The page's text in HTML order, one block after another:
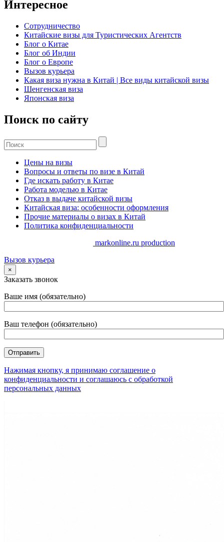
Интересное
Сотрудничество
Китайские визы для Туристических Агентств
Блог о Китае
Блог об Индии
Блог о Европе
Вызов курьера
Какая виза нужна в Китай | Все виды китайской визы
Шенгенская виза
Японская виза
Поиск по сайту
Цены на визы
Вопросы и ответы по визе в Китай
Где искать работу в Китае
Работа моделью в Китае
Отказ в выдаче китайской визы
Китайская виза: особенности оформления
Прочие материалы о визах в Китай
Политика конфиденциальности
markonline.ru production
Вызов курьера
×
Заказать звонок
Ваше имя (обязательно)
Ваш телефон (обязательно)
Нажимая кнопку, я принимаю соглашение о
конфиденциальности и соглашаюсь с обработкой
персональных данных